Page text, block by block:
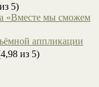
5)
«Вместе мы сможем
аппликации
из 5)